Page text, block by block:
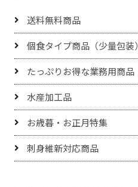
送料無料商品
個食タイプ商品（少量包装）
たっぷりお得な業務用商品
水産加工品
お歳暮・お正月特集
刺身維新対応商品